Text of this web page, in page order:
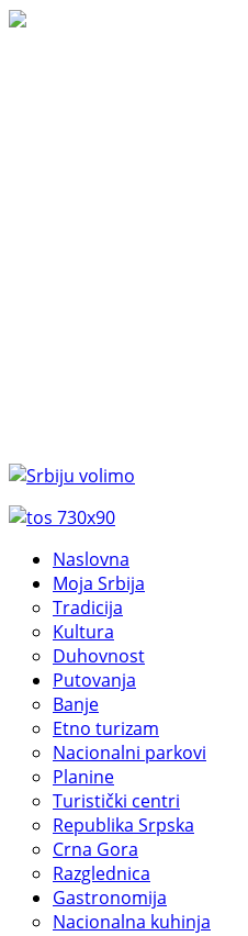
Naslovna
Moja Srbija
Tradicija
Kultura
Duhovnost
Putovanja
Banje
Etno turizam
Nacionalni parkovi
Planine
Turistički centri
Republika Srpska
Crna Gora
Razglednica
Gastronomija
Nacionalna kuhinja